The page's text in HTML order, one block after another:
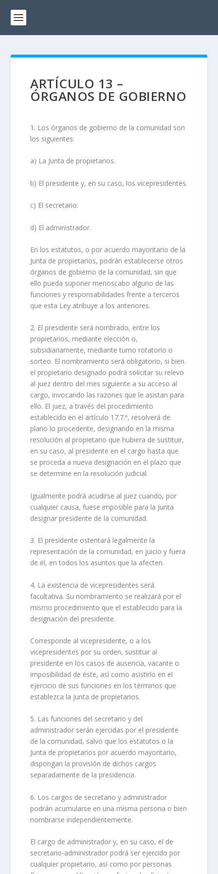
ARTÍCULO 13 –
ÓRGANOS DE GOBIERNO
1. Los órganos de gobierno de la comunidad son
los siguientes:
a) La Junta de propietarios.
b) El presidente y, en su caso, los vicepresidentes.
c) El secretario.
d) El administrador.
En los estatutos, o por acuerdo mayoritario de la
Junta de propietarios, podrán establecerse otros
órganos de gobierno de la comunidad, sin que
ello pueda suponer menoscabo alguno de las
funciones y responsabilidades frente a terceros
que esta Ley atribuye a los anteriores.
2. El presidente será nombrado, entre los
propietarios, mediante elección o,
subsidiariamente, mediante turno rotatorio o
sorteo. El nombramiento será obligatorio, si bien
el propietario designado podrá solicitar su relevo
al juez dentro del mes siguiente a su acceso al
cargo, invocando las razones que le asistan para
ello. El juez, a través del procedimiento
establecido en el artículo 17.7.ª, resolverá de
plano lo procedente, designando en la misma
resolución al propietario que hubiera de sustituir,
en su caso, al presidente en el cargo hasta que
se proceda a nueva designación en el plazo que
se determine en la resolución judicial.
Igualmente podrá acudirse al juez cuando, por
cualquier causa, fuese imposible para la Junta
designar presidente de la comunidad.
3. El presidente ostentará legalmente la
representación de la comunidad, en juicio y fuera
de él, en todos los asuntos que la afecten.
4. La existencia de vicepresidentes será
facultativa. Su nombramiento se realizará por el
mismo procedimiento que el establecido para la
designación del presidente.
Corresponde al vicepresidente, o a los
vicepresidentes por su orden, sustituir al
presidente en los casos de ausencia, vacante o
imposibilidad de éste, así como asistirlo en el
ejercicio de sus funciones en los términos que
establezca la Junta de propietarios.
5. Las funciones del secretario y del
administrador serán ejercidas por el presidente
de la comunidad, salvo que los estatutos o la
Junta de propietarios por acuerdo mayoritario,
dispongan la provisión de dichos cargos
separadamente de la presidencia.
6. Los cargos de secretario y administrador
podrán acumularse en una misma persona o bien
nombrarse independientemente.
El cargo de administrador y, en su caso, el de
secretario-administrador podrá ser ejercido por
cualquier propietario, así como por personas